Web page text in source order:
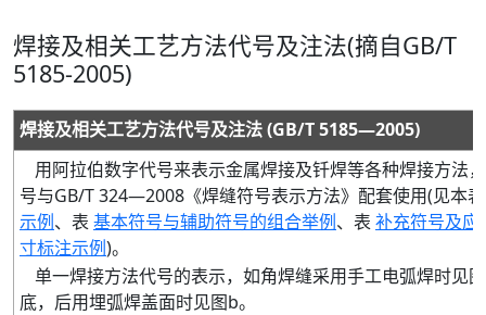
焊接及相关工艺方法代号及注法(摘自GB/T
5185-2005)
焊接及相关工艺方法代号及注法(GB/T 5185—2005)
用阿拉伯数字代号来表示金属焊接及钎焊等各种焊接方法
号与GB/T324—2008 《焊缝符号表示方法》配套使用(见本
示例、表 基本符号与辅助符号的组合举例、表 补充符号及应
寸标注示例)。
单一焊接方法代号的表示，如角焊缝采用手工电弧焊时见图
底，后用埋弧焊盖面时见图b。